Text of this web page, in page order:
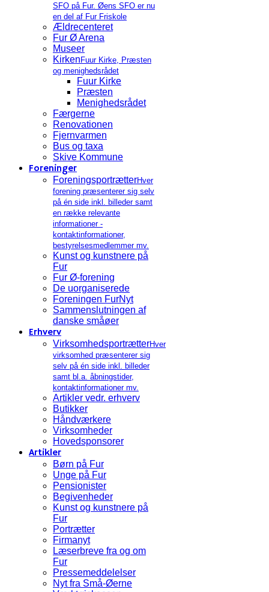
SFO på Fur. Øens SFO er nu
en del af Fur Friskole
Ældrecenteret
Fur Ø Arena
Museer
Kirken Fuur Kirke, Præsten
og menighedsrådet
Fuur Kirke
Præsten
Menighedsrådet
Færgerne
Renovationen
Fjernvarmen
Bus og taxa
Skive Kommune
Foreninger
ForeningsportrætterHver
forening præsenterer sig selv
på én side inkl. billeder samt
en række relevante
informationer -
kontaktinformationer,
bestyrelsesmedlemmer mv.
Kunst og kunstnere på
Fur
Fur Ø-forening
De uorganiserede
Foreningen FurNyt
Sammenslutningen af
danske småøer
Erhverv
VirksomhedsportrætterHver
virksomhed præsenterer sig
selv på én side inkl. billeder
samt bl.a. åbningstider,
kontaktinformationer mv.
Artikler vedr. erhverv
Butikker
Håndværkere
Virksomheder
Hovedsponsorer
Artikler
Børn på Fur
Unge på Fur
Pensionister
Begivenheder
Kunst og kunstnere på
Fur
Portrætter
Firmanyt
Læserbreve fra og om
Fur
Pressemeddelelser
Nyt fra Små-Øerne